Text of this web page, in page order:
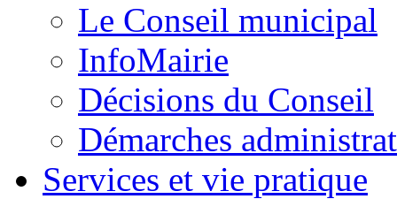
Le Conseil municipal
InfoMairie
Décisions du Conseil
Démarches
Services et vie pratique